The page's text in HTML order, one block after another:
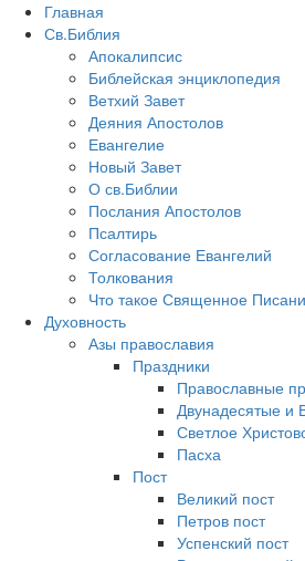
Главная
Св.Библия
Апокалипсис
Библейская энциклопедия
Ветхий Завет
Деяния Апостолов
Евангелие
Новый Завет
О св.Библии
Послания Апостолов
Псалтирь
Согласование Евангелий
Толкования
Что такое Священное
Духовность
Азы православия
Праздники
Православные
Двунадесятые и
Светлое
Пасха
Пост
Великий пост
Петров пост
Успенский пост